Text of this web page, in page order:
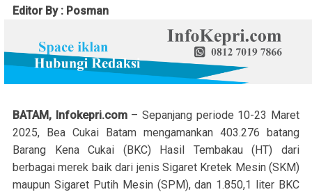
Editor By : Posman
BATAM, Infokepri.com – Sepanjang periode 10-23 Maret
2025, Bea Cukai Batam mengamankan 403.276 batang
Barang Kena Cukai (BKC) Hasil Tembakau (HT) dari
berbagai merek baik dari jenis Sigaret Kretek Mesin (SKM)
maupun Sigaret Putih Mesin (SPM), dan 1.850,1 liter BKC